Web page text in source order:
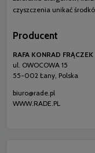
czyszczenia unikać
Producent
RAFA KONRAD FRĄCZEK
ul. OWOCOWA 15
55-002 Łany, Polska
biuro@rade.pl
WWW.RADE.PL